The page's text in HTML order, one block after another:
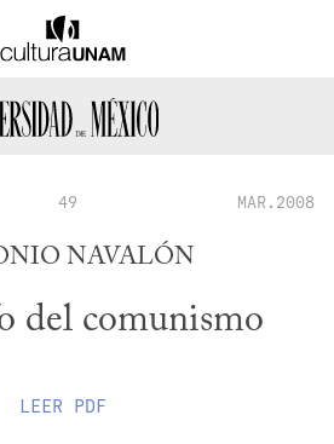
49 MAR.2008
NAVALÓN
del comunismo
LEER PDF